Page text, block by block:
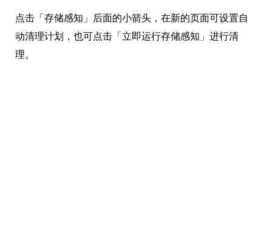
点击「存储感知」后面的小箭头，在新的页面可设置自
动清理计划，也可点击「立即运行存储感知」进行清
理。